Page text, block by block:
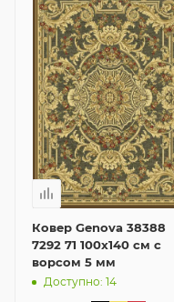
Ковер Genova 38388
7292 71 100x140 см с
ворсом 5 мм
Доступно: 14